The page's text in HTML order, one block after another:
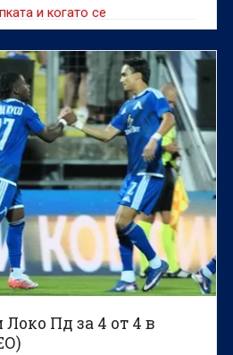
и когато се
Пд за 4 от 4 в